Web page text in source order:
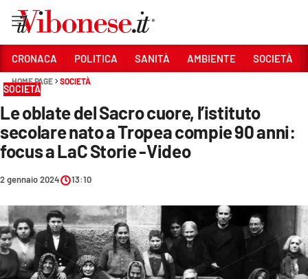
Sezioni
CRONACA
POLITICA
SOCIETÀ
CULTURA
CRONACA POLITICA SANITÀ AMBIENTE SOCIETÀ
HOME PAGE SOCIETÀ
SOCIETÀ
Le oblate del Sacro cuore, l’istituto
secolare nato a Tropea compie 90 anni:
focus a LaC Storie -Video
2 gennaio 2024 13:10